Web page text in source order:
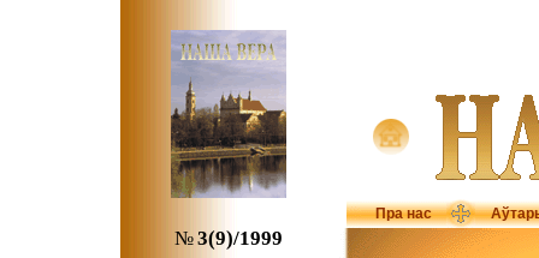
Пра нас
№3(9)/1999